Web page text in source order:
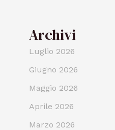
Archivi
Luglio 2026
Giugno 2026
Maggio 2026
Aprile 2026
Marzo 2026